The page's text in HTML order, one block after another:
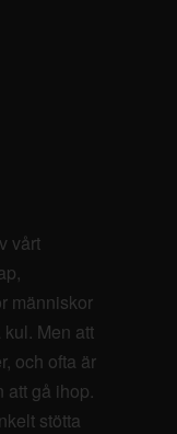
vårt
människor
Men att
och ofta är
att gå ihop.
stötta